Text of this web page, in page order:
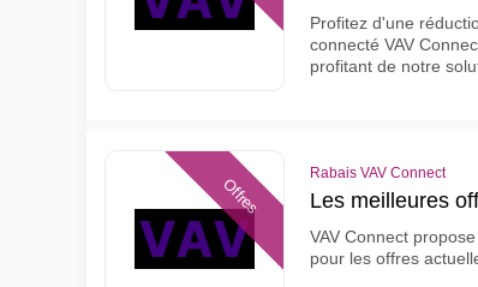
Profitez d'une
connecté VAV
profitant de notre
Offres
Rabais VAV Connect
Les meilleures
VAV Connect
pour les offres